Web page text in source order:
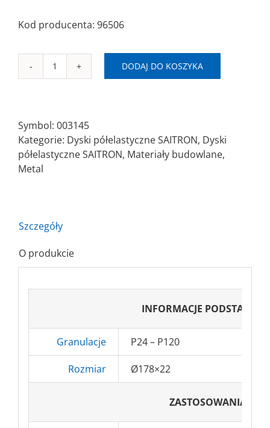
Kod producenta: 96506
ilość
DODAJ DO KOSZYKA
Symbol: 003145
Kategorie: Dyski półelastyczne SAITRON, Dyski
półelastyczne SAITRON, Materiały budowlane,
Metal
Szczegóły
O produkcie
INFORMACJE
Granulacje P24 – P120
Rozmiar Ø178×22
ZASTOSOWANIA